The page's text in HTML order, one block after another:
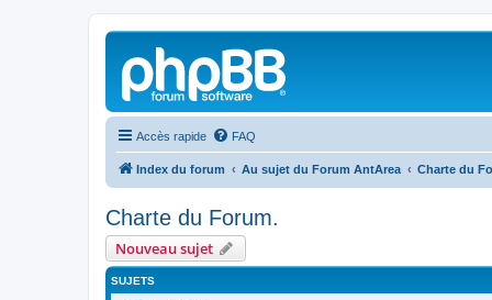
Accès rapide FAQ
Index du forum Au sujet du Forum AntArea Charte du
Charte du Forum.
Nouveau sujet
SUJETS